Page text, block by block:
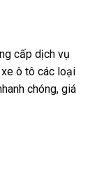
cấp dịch vụ
ô tô các loại
chóng, giá